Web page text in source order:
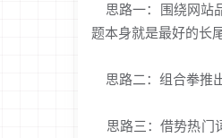
思路一：围绕网站
题本身就是最好的长尾
思路二：组合拳推
思路三：借势热门